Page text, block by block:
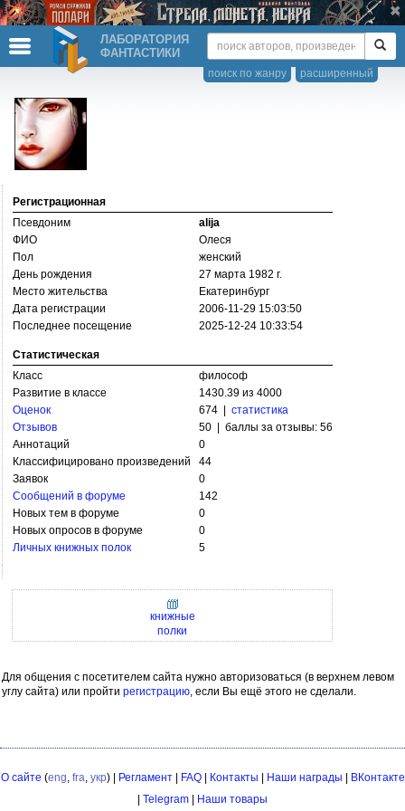
ЛАБОРАТОРИЯ
ФАНТАСТИКИ
расширенный
поиск по жанру
Регистрационная
Псевдоним
alija
ФИО
Олеся
Пол
женский
День рождения
27 марта 1982 г.
Место жительства
Екатеринбург
Дата регистрации
2006-11-29 15:03:50
Последнее посещение
2025-12-24 10:33:54
Статистическая
Класс
философ
Развитие в классе
1430.39 из 4000
Оценок
674 | статистика
Отзывов
50 | баллы за отзывы: 56
Аннотаций
0
Классифицировано произведений
44
Заявок
0
Сообщений в форуме
142
Новых тем в форуме
0
Новых опросов в форуме
0
Личных книжных полок
5
книжные
полки
Для общения с посетителем сайта нужно авторизоваться (в верхнем левом
углу сайта) или пройти регистрацию, если Вы ещё этого не сделали.
О сайте (eng, fra, укр) | Регламент| FAQ| Контакты Наши награды
ВКонтакте
Telegram Наши товары